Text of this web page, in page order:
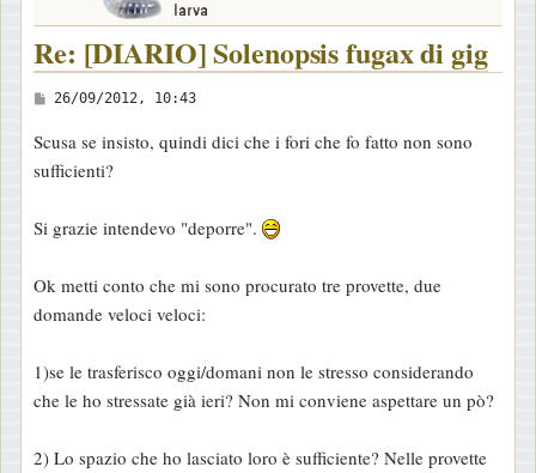
Re: [DIARIO] Solenopsis fugax di gig
M
s
s
g
i
o
26/09/2012, 10:43
Scusa se insisto, quindi dici che i fori che fo fatto non sono
sufficienti?
Si grazie intendevo "deporre".
Ok metti conto che mi sono procurato tre provette, due
domande veloci veloci:
1)se le trasferisco oggi/domani non le stresso considerando
che le ho stressate già ieri? Non mi conviene aspettare un pò?
2) Lo spazio che ho lasciato loro è sufficiente? Nelle provette